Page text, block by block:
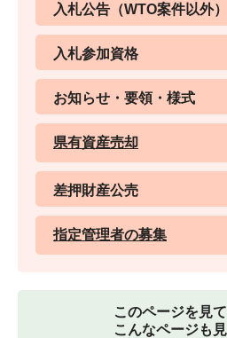
入札公告（WTO案件以外
入札参加資格
お知らせ・要領・様式
県有資産売却
差押財産公売
指定管理者の募集
このページを見
こんなページも